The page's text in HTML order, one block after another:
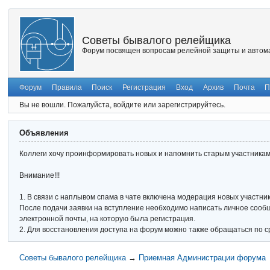
Советы бывалого релейщика
Форум посвящен вопросам релейной защиты и
Форум Правила Поиск Регистрация Вход Архив Почта
Вы не вошли. Пожалуйста, войдите или зарегистрируйтесь.
Объявления
Коллеги хочу проинформировать новых и напомнить старым
Внимание!!!
1. В связи с наплывом спама в чате включена модерация новых
После подачи заявки на вступление необходимо написать личное
электронной почты, на которую была регистрация.
2. Для восстановления доступа на форум можно также обращаться по
Советы бывалого релейщика → Приемная Администрации форума